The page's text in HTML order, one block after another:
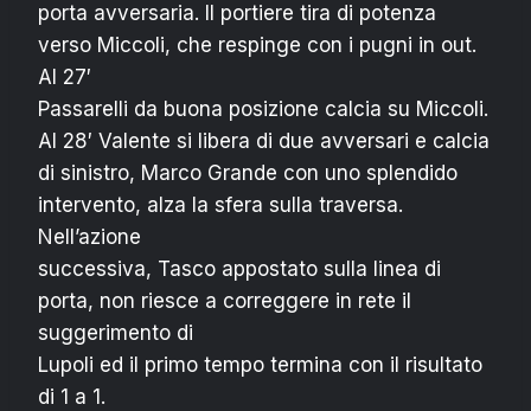
porta avversaria. Il portiere tira di potenza
verso Miccoli, che respinge con i pugni in out.
Al 27′
Passarelli da buona posizione calcia su Miccoli.
Al 28′ Valente si libera di due avversari e calcia
di sinistro, Marco Grande con uno splendido
intervento, alza la sfera sulla traversa.
Nell’azione
successiva, Tasco appostato sulla linea di
porta, non riesce a correggere in rete il
suggerimento di
Lupoli ed il primo tempo termina con il risultato
di 1 a 1.